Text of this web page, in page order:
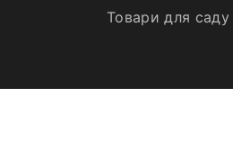
Товари для саду